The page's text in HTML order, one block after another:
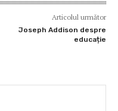
Articolul următor
Joseph Addison despre
educație